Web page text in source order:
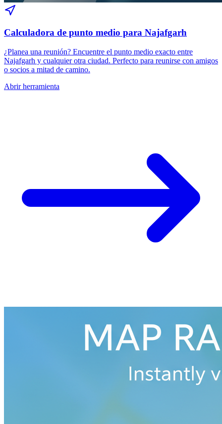
Calculadora de punto medio para Najafgarh
¿Planea una reunión? Encuentre el punto medio exacto entre
Najafgarh y cualquier otra ciudad. Perfecto para reunirse con amigos
o socios a mitad de camino.
Abrir herramienta